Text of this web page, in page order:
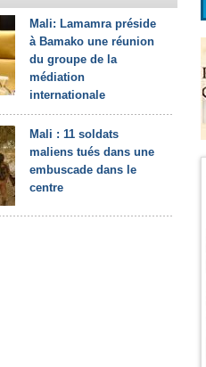
Mali: Lamamra préside
à Bamako une réunion
du groupe de la
médiation
internationale
Mali : 11 soldats
maliens tués dans une
embuscade dans le
centre